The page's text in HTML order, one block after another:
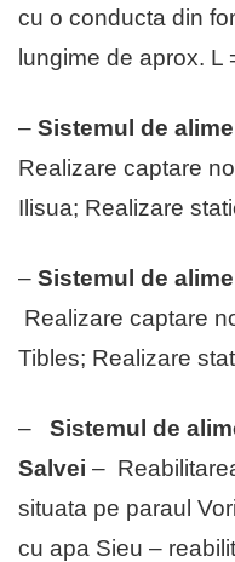
cu o conducta din
lungime de aprox. L
– Sistemul de
Realizare captare
Ilisua; Realizare
– Sistemul de
Realizare captare
Tibles; Realizare
– Sistemul de
Salvei –
situata pe paraul
cu apa Sieu –